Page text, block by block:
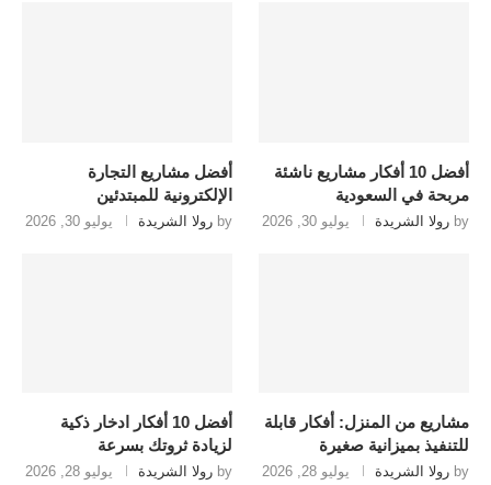
أفضل 10 أفكار مشاريع ناشئة
مربحة في السعودية
by رولا الشريدة يوليو 30, 2026
أفضل مشاريع التجارة
الإلكترونية للمبتدئين
by رولا الشريدة يوليو 30, 2026
مشاريع من المنزل: أفكار قابلة
للتنفيذ بميزانية صغيرة
by رولا الشريدة يوليو 28, 2026
أفضل 10 أفكار ادخار ذكية
لزيادة ثروتك بسرعة
by رولا الشريدة يوليو 28, 2026